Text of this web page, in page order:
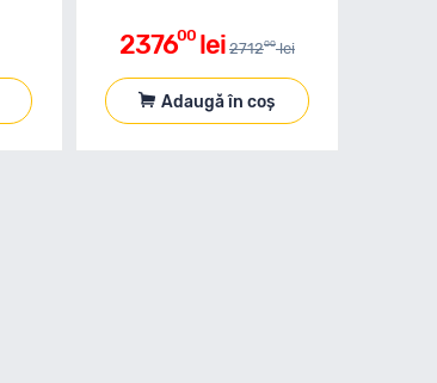
237600 lei 271200 lei
Adaugă în coș